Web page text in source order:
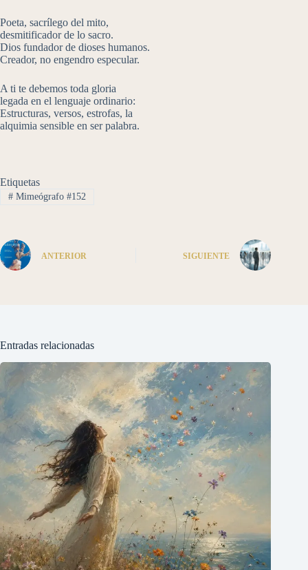
Poeta, sacrílego del mito,
desmitificador de lo sacro.
Dios fundador de dioses humanos.
Creador, no engendro especular.
A ti te debemos toda gloria
legada en el lenguaje ordinario:
Estructuras, versos, estrofas, la
alquimia sensible en ser palabra.
Etiquetas
#Mimeógrafo #152
ANTERIOR SIGUIENTE
Entradas relacionadas